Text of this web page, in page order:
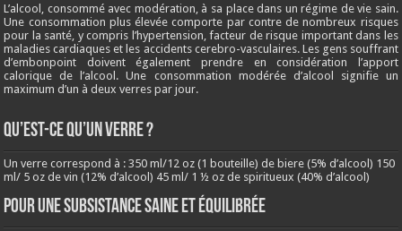
L’alcool, consommé avec modération, à sa place dans un régime de vie sain.
Une consommation plus élevée comporte par contre de nombreux risques
pour la santé, y compris l’hypertension, facteur de risque important dans les
maladies cardiaques et les accidents cerebro-vasculaires. Les gens souffrant
d’embonpoint doivent également prendre en considération l’apport
calorique de l’alcool. Une consommation modérée d’alcool signifie un
maximum d’un à deux verres par jour.
QU’EST-CE QU’UN VERRE ?
Un verre correspond à : 350 ml/12 oz (1 bouteille) de biere (5% d’alcool) 150
ml/ 5 oz de vin (12% d’alcool) 45 ml/ 1 ½ oz de spiritueux (40% d’alcool)
Pour une subsistance saine et équilibrée